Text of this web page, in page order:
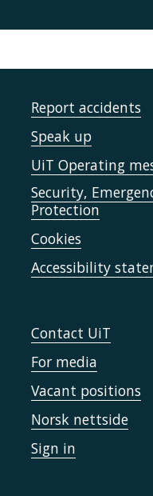
Report accidents
Speak up
UiT Operating
Security,
Protection
Cookies
Accessibility
Contact UiT
For media
Vacant positions
Norsk nettside
Sign in